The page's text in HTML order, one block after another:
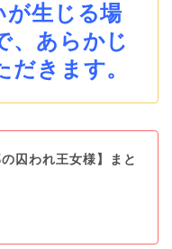
が生じる場
、あらかじ
きます。
の囚われ王女様】まと